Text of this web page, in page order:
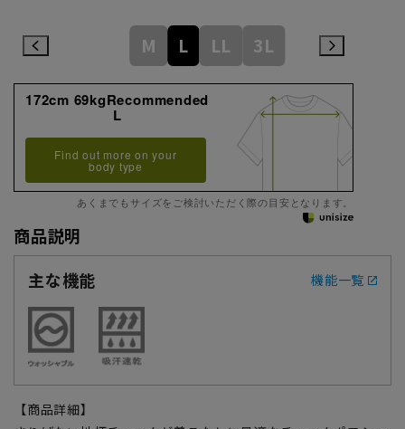
M L LL 3L
172cm 69kgRecommended
L
Find out more on your
body type
あくまでもサイズをご検討いただく際の目安となります。
商品説明
主な機能
機能一覧
【商品詳細】